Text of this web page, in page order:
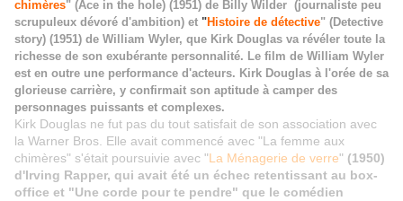
chimères" (Ace in the hole) (1951) de Billy Wilder (journaliste peu
scrupuleux dévoré d'ambition) et "Histoire de détective" (Detective
story) (1951) de William Wyler, que Kirk Douglas va révéler toute la
richesse de son exubérante personnalité. Le film de William Wyler
est en outre une performance d'acteurs. Kirk Douglas à l'orée de sa
glorieuse carrière, y confirmait son aptitude à camper des
personnages puissants et complexes.
Kirk Douglas ne fut pas du tout satisfait de son association avec
la Warner Bros. Elle avait commencé avec "La femme aux
chimères" s'était poursuivie avec "La Ménagerie de verre" (1950)
d'Irving Rapper, qui avait été un échec retentissant au box-
office et "Une corde pour te pendre" que le comédien